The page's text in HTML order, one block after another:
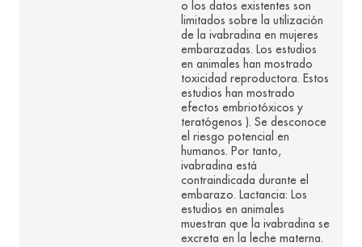
o los datos existentes son
limitados sobre la utilización
de la ivabradina en mujeres
embarazadas. Los estudios
en animales han mostrado
toxicidad reproductora. Estos
estudios han mostrado
efectos embriotóxicos y
teratógenos ). Se desconoce
el riesgo potencial en
humanos. Por tanto,
ivabradina está
contraindicada durante el
embarazo. Lactancia: Los
estudios en animales
muestran que la ivabradina se
excreta en la leche materna.